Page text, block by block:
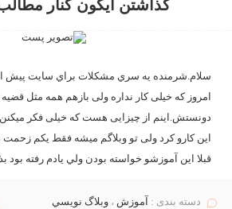
گذاشتن آيكون كنار
سلام.شرمنده يه سري مشكلات براي سايت پيش
امروز که خیلی کار نداره ولی بازهم همه مثل
دونستش.اینم از چیزایی هست که خیلی فکر
این کارو کرد ولی تو وبلاگم میشه فقط یکم
قبلا اين آموزشو خواسته بودن ولي يادم رفته بود
دسته بندی : آموزش ،وبلاگ نويسي